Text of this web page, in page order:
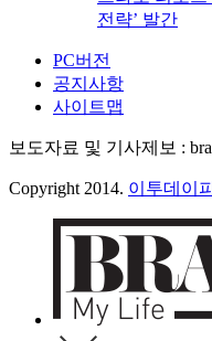
전략’ 발간
PC버전
공지사항
사이트맵
보도자료 및 기사제보 :
Copyright 2014. 이투데이